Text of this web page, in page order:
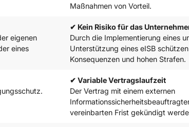
Maßnahmen von Vorteil.
eigenen
eines
✔ Kein Risiko für das
Durch die Implementierung eines
Unterstützung eines eISB
Konsequenzen und hohen Strafen.
✔ Variable Vertragslaufzeit
Der Vertrag mit einem externen
vereinbarten Frist gekündigt